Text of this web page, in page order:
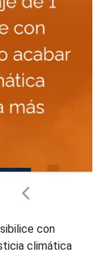
con
climática